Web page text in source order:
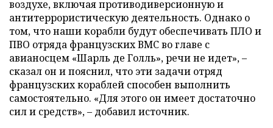
воздухе, включая противодиверсионную и
антитеррористическую деятельность. Однако о
том, что наши корабли будут обеспечивать ПЛО и
ПВО отряда французских ВМС во главе с
авианосцем «Шарль де Голль», речи не идет», –
сказал он и пояснил, что эти задачи отряд
французских кораблей способен выполнить
самостоятельно. «Для этого он имеет достаточно
сил и средств», – добавил источник.